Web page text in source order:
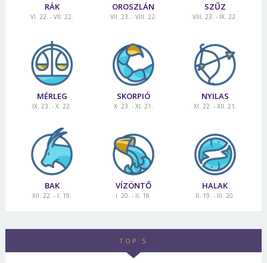
RÁK
VI. 22. - VII. 22.
OROSZLÁN
VII. 23. - VIII. 22.
SZŰZ
VIII. 23. - IX. 22.
MÉRLEG
IX. 23. - X. 22.
SKORPIÓ
X. 23. - XI. 21.
NYILAS
XI. 22. - XII. 21.
BAK
XII. 22. - I. 19.
VÍZÖNTŐ
I. 20. - II. 18.
HALAK
II. 19. - III. 20.
TOP 5